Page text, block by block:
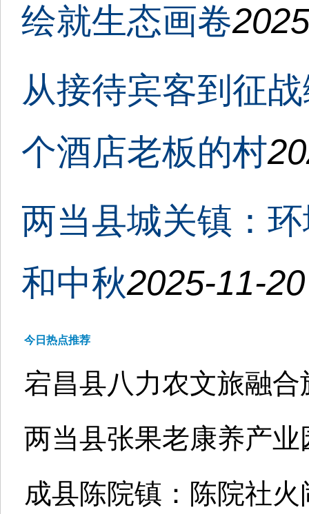
绘就生态画卷
从接待宾客到征
个酒店老板的村
两当县城关镇：
和中秋2025-11-
今日热点推荐
宕昌县八力农文旅融
两当县张果老康养产业
成县陈院镇：陈院社